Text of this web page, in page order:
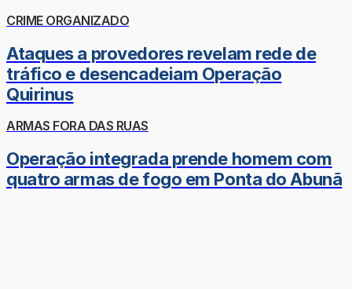
CRIME ORGANIZADO
Ataques a provedores revelam rede de
tráfico e desencadeiam Operação
Quirinus
ARMAS FORA DAS RUAS
Operação integrada prende homem com
quatro armas de fogo em Ponta do Abunã